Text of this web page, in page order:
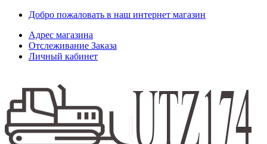
Skip
navigation
Skip
content
Добро пожаловать в наш интернет магазин
Адрес магазина
Отслеживание Заказа
Личный кабинет